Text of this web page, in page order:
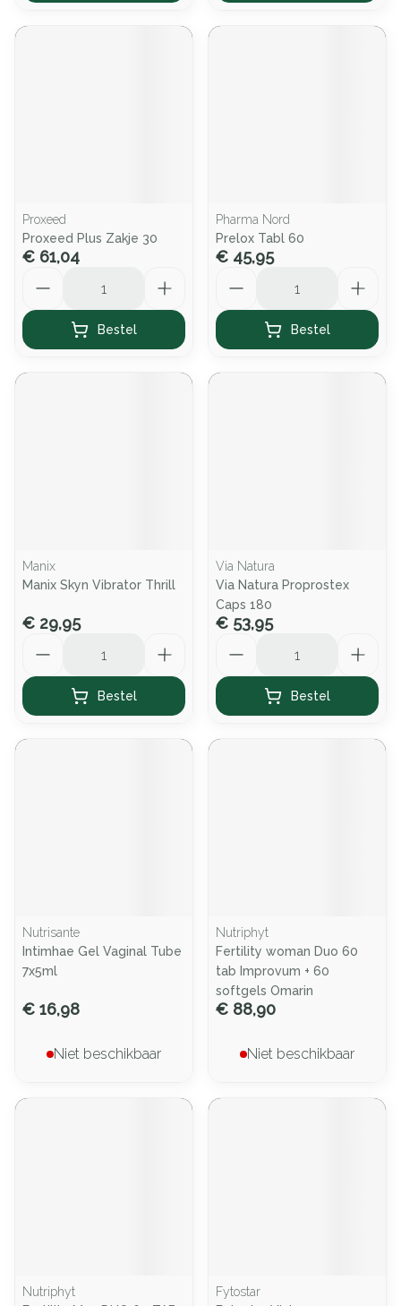
Proxeed
Proxeed Plus Zakje 30
€ 61,04
Bestel
Pharma Nord
Prelox Tabl 60
€ 45,95
Bestel
Manix
Manix Skyn Vibrator Thrill
€ 29,95
Bestel
Via Natura
Via Natura Proprostex
Caps 180
€ 53,95
Bestel
Nutrisante
Intimhae Gel Vaginal Tube
7x5ml
€ 16,98
Niet beschikbaar
Nutriphyt
Fertility woman Duo 60
tab Improvum + 60
softgels Omarin
€ 88,90
Niet beschikbaar
Nutriphyt
Fytostar